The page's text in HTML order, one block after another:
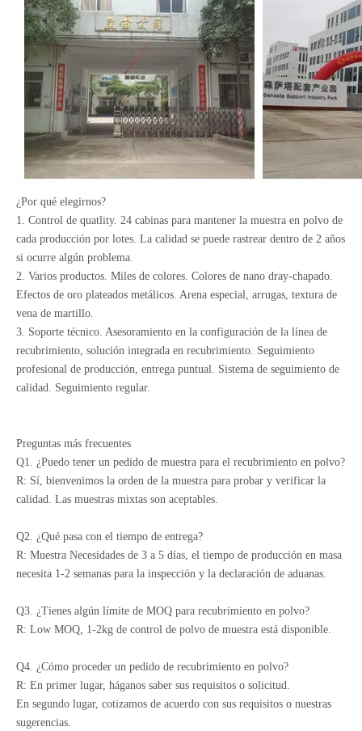
¿Por qué elegirnos?
1. Control de quatlity. 24 cabinas para mantener la muestra en polvo de
cada producción por lotes. La calidad se puede rastrear dentro de 2 años
si ocurre algún problema.
2. Varios productos. Miles de colores. Colores de nano dray-chapado.
Efectos de oro plateados metálicos. Arena especial, arrugas, textura de
vena de martillo.
3. Soporte técnico. Asesoramiento en la configuración de la línea de
recubrimiento, solución integrada en recubrimiento. Seguimiento
profesional de producción, entrega puntual. Sistema de seguimiento de
calidad. Seguimiento regular.
Preguntas más frecuentes
Q1. ¿Puedo tener un pedido de muestra para el recubrimiento en polvo?
R: Sí, bienvenimos la orden de la muestra para probar y verificar la
calidad. Las muestras mixtas son aceptables.
Q2. ¿Qué pasa con el tiempo de entrega?
R: Muestra Necesidades de 3 a 5 días, el tiempo de producción en masa
necesita 1-2 semanas para la inspección y la declaración de aduanas.
Q3. ¿Tienes algún límite de MOQ para recubrimiento en polvo?
R: Low MOQ, 1-2kg de control de polvo de muestra está disponible.
Q4. ¿Cómo proceder un pedido de recubrimiento en polvo?
R: En primer lugar, háganos saber sus requisitos o solicitud.
En segundo lugar, cotizamos de acuerdo con sus requisitos o nuestras
sugerencias.